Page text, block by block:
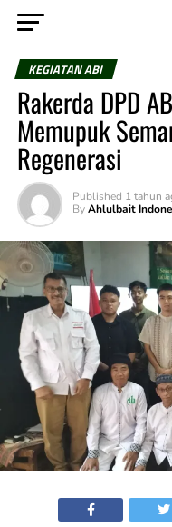
KEGIATAN ABI
Rakerda DPD
Memupuk
Regenerasi
Published 1 tahun
By Ahlulbait